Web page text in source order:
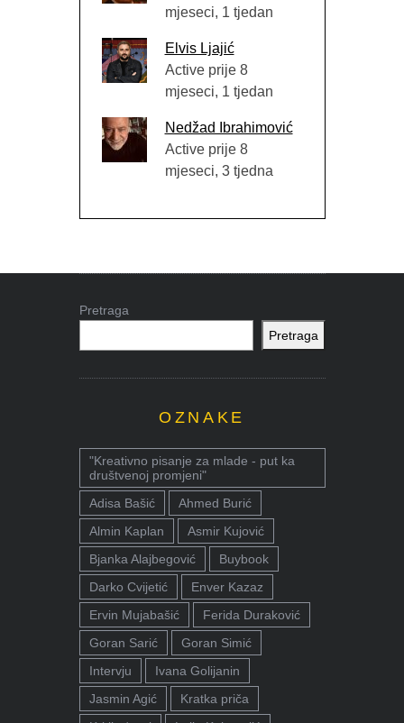
mjeseci, 1 tjedan
Elvis Ljajić
Active prije 8
mjeseci, 1 tjedan
Nedžad Ibrahimović
Active prije 8
mjeseci, 3 tjedna
Pretraga
Pretraga
OZNAKE
"Kreativno pisanje za mlade - put ka
društvenoj promjeni"
Adisa Bašić
Ahmed Burić
Almin Kaplan
Asmir Kujović
Bjanka Alajbegović
Buybook
Darko Cvijetić
Enver Kazaz
Ervin Mujabašić
Ferida Duraković
Goran Sarić
Goran Simić
Intervju
Ivana Golijanin
Jasmin Agić
Kratka priča